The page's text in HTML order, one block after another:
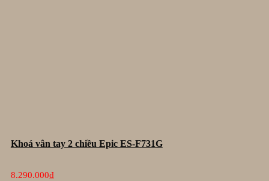
Khoá vân tay 2 chiều Epic ES-F731G
8.290.000₫